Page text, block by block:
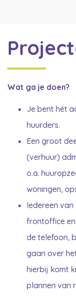
Wat ga je doen?
Je bent hét
huurders.
Een groot
(verhuur)
o.a.
woningen,
Iedereen
frontoffice
de telefoon,
gaan over
hierbij komt
plannen van